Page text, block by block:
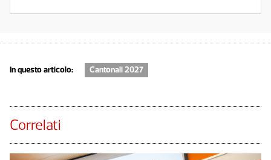
In questo articolo: Cantonali 2027
Correlati